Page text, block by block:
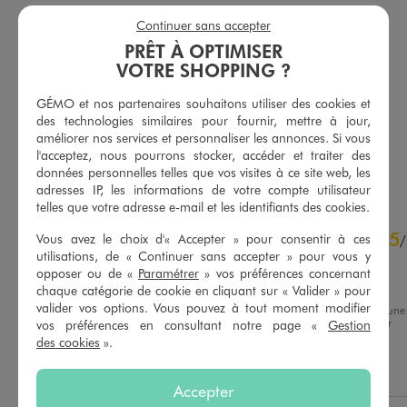
Débardeur en jersey de coton imprimé homme - Gojira
12,99 €
-50% sur le 2ème produit d'été
5/5 de moyenne
(18 avis)
AJOUTER AU PANIER
15,99 €
Existe en taille +
5/5 de moyenne
(36 avis)
AJOUTER AU PANIER
4.8/ 5
Basé sur6 avis soumis à un
contrôle
5
5/
Avis vérifié et récompensé
J'adore
Avis du21/07/2026 , suite à une
expérience du 08/07/2026
par
Jennifer G.
Utile(0) Signaler
PRÊT À OPTIMISER
VOTRE SHOPPING ?
GÉMO et nos partenaires souhaitons utiliser des cookies et
des technologies similaires pour fournir, mettre à jour,
améliorer nos services et personnaliser les annonces. Si vous
l'acceptez, nous pourrons stocker, accéder et traiter des
données personnelles telles que vos visites à ce site web, les
adresses IP, les informations de votre compte utilisateur
telles que votre adresse e-mail et les identifiants des cookies.
Vous avez le choix d'« Accepter » pour consentir à ces
utilisations, de « Continuer sans accepter » pour vous y
opposer ou de « Paramétrer » vos préférences concernant
chaque catégorie de cookie en cliquant sur « Valider » pour
valider vos options. Vous pouvez à tout moment modifier
vos préférences en consultant notre page « Gestion
des cookies ».
Accepter
Continuer sans accepter